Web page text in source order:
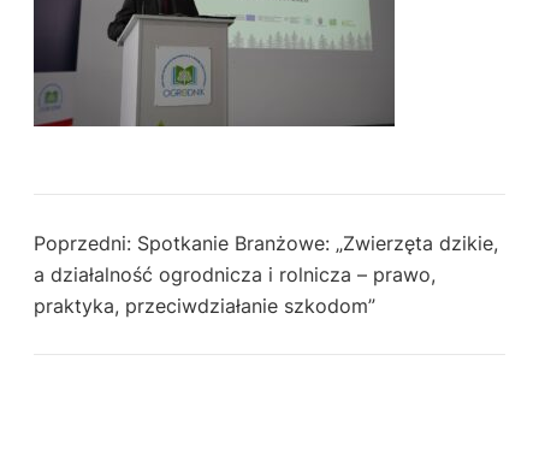
Poprzedni: Spotkanie Branżowe: „Zwierzęta dzikie,
a działalność ogrodnicza i rolnicza – prawo,
praktyka, przeciwdziałanie szkodom”